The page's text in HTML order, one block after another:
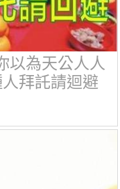
以為天公人人
拜託請迴避